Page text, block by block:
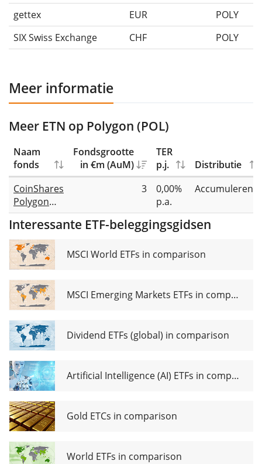
gettex EUR
POLY
SIX Swiss Exchange
CHF POLY
Meer informatie
Meer ETN op Polygon (POL)
Naam
fonds
Fondsgrootte
in €m (AuM)
TER
p.j.
Distributie
CoinShares
Polygon
Staking
ETP
3
0,00%
p.a.
Accumulerend
Interessante ETF-beleggingsgidsen
MSCI World ETFs in comparison
MSCI Emerging Markets ETFs in comparison
Dividend ETFs (global) in comparison
Artificial Intelligence (AI) ETFs in comparison
Gold ETCs in comparison
World ETFs in comparison